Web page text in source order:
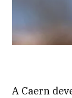
A Caern